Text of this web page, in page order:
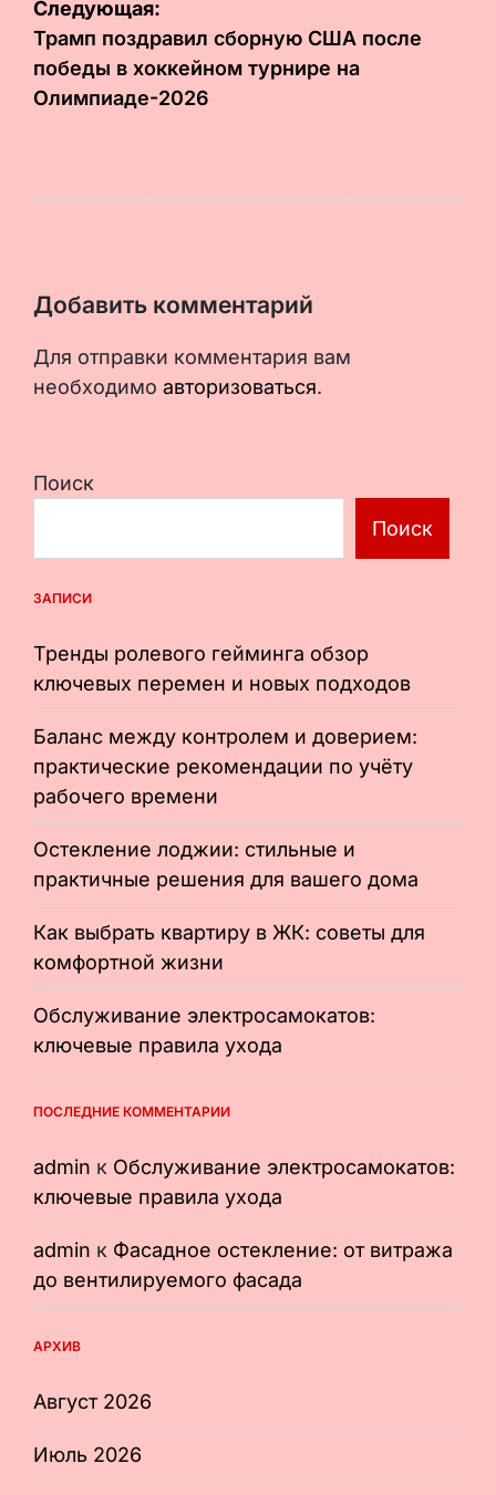
Следующая:
Трамп поздравил сборную США после
победы в хоккейном турнире на
Олимпиаде-2026
Добавить комментарий
Для отправки комментария вам
необходимо авторизоваться.
Поиск
Поиск
ЗАПИСИ
Тренды ролевого гейминга обзор
ключевых перемен и новых подходов
Баланс между контролем и доверием:
практические рекомендации по учёту
рабочего времени
Остекление лоджии: стильные и
практичные решения для вашего дома
Как выбрать квартиру в ЖК: советы для
комфортной жизни
Обслуживание электросамокатов:
ключевые правила ухода
ПОСЛЕДНИЕ КОММЕНТАРИИ
admin к Обслуживание электросамокатов:
ключевые правила ухода
admin к Фасадное остекление: от витража
до вентилируемого фасада
АРХИВ
Август 2026
Июль 2026